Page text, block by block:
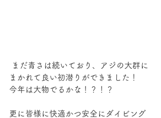
まかれて良い初潜りができました！
今年は大物でるかな！？！？
更に皆様に快適かつ安全にダイビング